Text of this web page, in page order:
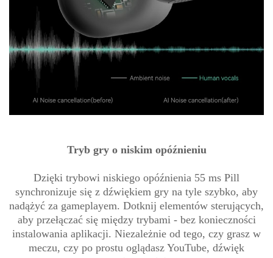
Tryb gry o niskim opóźnieniu
Dzięki trybowi niskiego opóźnienia 55 ms Pill
synchronizuje się z dźwiękiem gry na tyle szybko, aby
nadążyć za gameplayem. Dotknij elementów sterujących,
aby przełączać się między trybami - bez konieczności
instalowania aplikacji. Niezależnie od tego, czy grasz w
meczu, czy po prostu oglądasz YouTube, dźwięk